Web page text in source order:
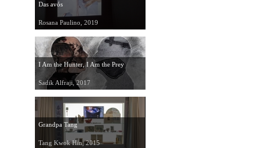
Das avós
Rosana Paulino, 2019
I Am the Hunter, I Am the Prey
Sadik Alfraji, 2017
Grandpa Tang
Tang Kwok Hin, 2015